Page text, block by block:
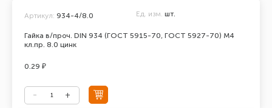
Гайка в/проч. DIN 934 (ГОСТ 5915-70, ГОСТ 5927-70) М4
кл.пр. 8.0 цинк
Артикул: 934-4/8.0 Ед. изм. шт.
0.29 ₽